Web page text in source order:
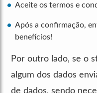
Aceite os termos e
Após a confirmação,
benefícios!
Por outro lado, se o
algum dos dados
de dados, sendo